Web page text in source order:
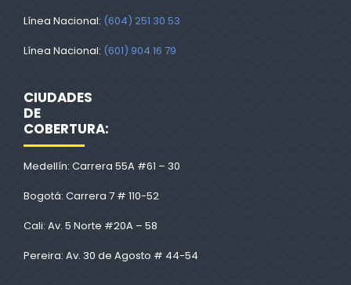
Línea Nacional: (604) 251 30 53
Línea Nacional: (601) 904 16 79
CIUDADES
DE
COBERTURA:
Medellín: Carrera 55A #61 – 30
Bogotá: Carrera 7 # 110-52
Cali: Av. 5 Norte #20A – 58
Pereira: Av. 30 de Agosto # 44-54